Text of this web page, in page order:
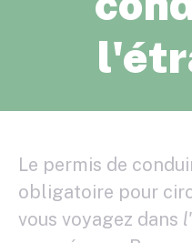
Le permis de
obligatoire pour
vous voyagez dans